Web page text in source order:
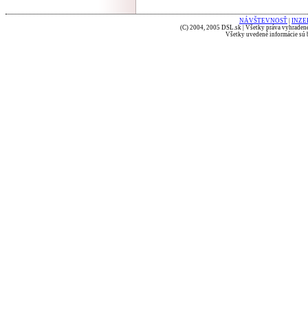
NÁVŠTEVNOSŤ
(C) 2004, 2005 DSL.sk | Všetky práva
Všetky uvedené informácie sú